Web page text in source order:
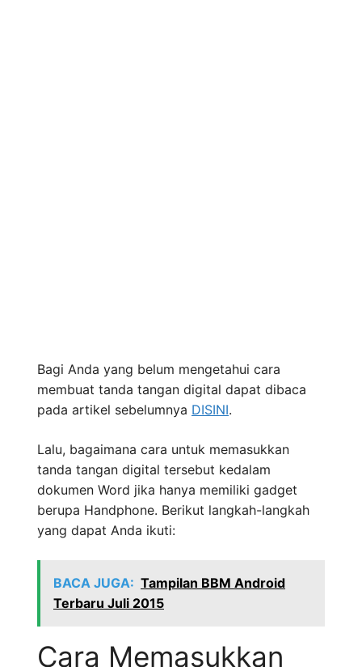
Bagi Anda yang belum mengetahui cara
membuat tanda tangan digital dapat dibaca
pada artikel sebelumnya DISINI.
Lalu, bagaimana cara untuk memasukkan
tanda tangan digital tersebut kedalam
dokumen Word jika hanya memiliki gadget
berupa Handphone. Berikut langkah-langkah
yang dapat Anda ikuti:
BACA JUGA: Tampilan BBM Android
Terbaru Juli 2015
Cara Memasukkan